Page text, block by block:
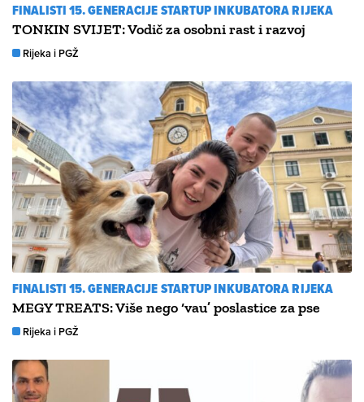
FINALISTI 15. GENERACIJE STARTUP INKUBATORA RIJEKA
TONKIN SVIJET: Vodič za osobni rast i razvoj
Rijeka i PGŽ
FINALISTI 15. GENERACIJE STARTUP INKUBATORA RIJEKA
MEGY TREATS: Više nego ‘vau’ poslastice za pse
Rijeka i PGŽ